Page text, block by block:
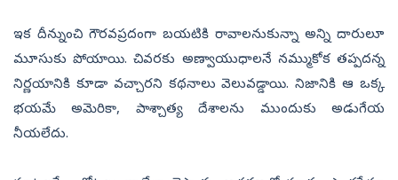
ఇక దీన్నుంచి గౌరవప్రదంగా బయటికి రావాలనుకున్నా అన్ని దారులూ
మూసుకు పోయాయి. చివరకు అణ్వాయుధాలనే నమ్ముకోక తప్పదన్న
నిర్ణయానికి కూడా వచ్చారని కథనాలు వెలువడ్డాయి. నిజానికి ఆ ఒక్క
భయమే అమెరికా, పాశ్చాత్య దేశాలను ముందుకు అడుగేయ
నీయలేదు.